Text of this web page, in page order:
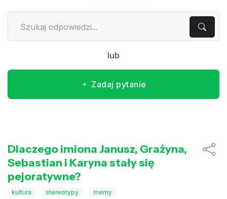
lub
Zadaj pytanie
Dlaczego imiona Janusz, Grażyna,
Sebastian i Karyna stały się
pejoratywne?
kultura stereotypy memy